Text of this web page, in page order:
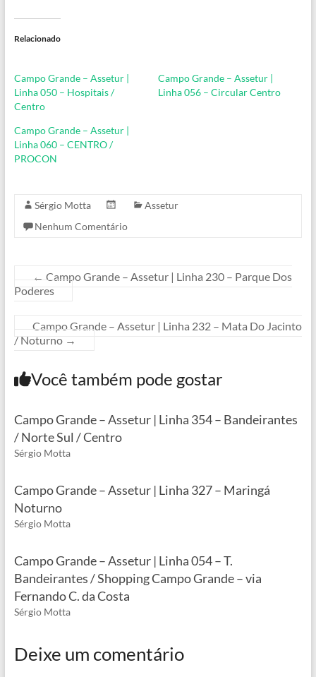
Relacionado
Campo Grande – Assetur |
Linha 050 – Hospitais /
Centro
Campo Grande – Assetur |
Linha 056 – Circular Centro
Campo Grande – Assetur |
Linha 060 – CENTRO /
PROCON
Sérgio Motta
Assetur
Nenhum Comentário
← Campo Grande – Assetur | Linha 230 – Parque Dos
Poderes
Campo Grande – Assetur | Linha 232 – Mata Do Jacinto
/ Noturno →
Você também pode gostar
Campo Grande – Assetur | Linha 354 – Bandeirantes
/ Norte Sul / Centro
Sérgio Motta
Campo Grande – Assetur | Linha 327 – Maringá
Noturno
Sérgio Motta
Campo Grande – Assetur | Linha 054 – T.
Bandeirantes / Shopping Campo Grande – via
Fernando C. da Costa
Sérgio Motta
Deixe um comentário